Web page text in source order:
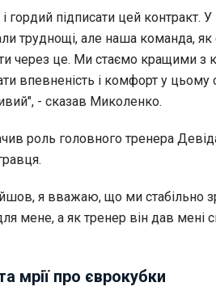
підписати цей контракт.
труднощі, але наша команда,
через це. Ми стаємо кращими
впевненість і комфорт у цьому
- сказав Миколенко.
роль головного тренера
я вважаю, що ми стабільно
мене, а як тренер він дав мені
мрії про єврокубки